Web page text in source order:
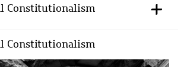
Constitutionalism +/-
Constitutionalism